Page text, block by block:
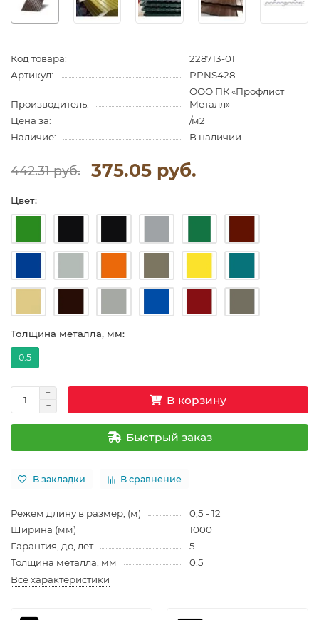
Код товара:
228713-01
Артикул:
PPNS428
Производитель:
ООО ПК «Профлист
Металл»
Цена за:
/м2
Наличие:
В наличии
442.31 руб. 375.05 руб.
Цвет:
Толщина металла, мм:
0.5
В корзину
Быстрый заказ
В закладки В сравнение
Режем длину в размер, (м)
0,5 - 12
Ширина (мм)
1000
Гарантия, до, лет
5
Толщина металла, мм
0.5
Все характеристики